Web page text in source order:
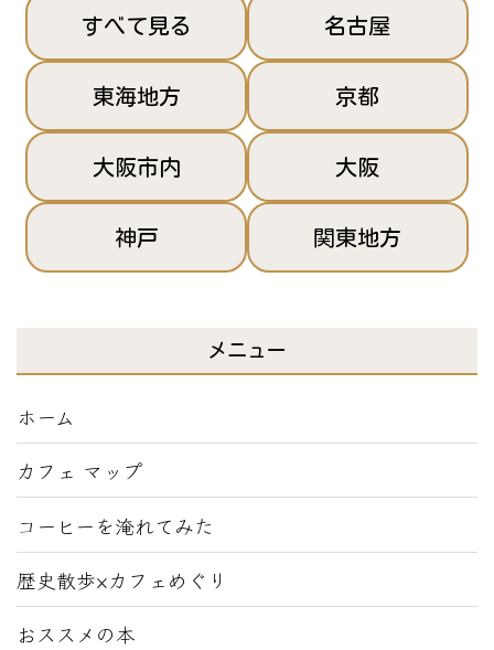
すべて見る 名古屋
東海地方 京都
大阪市内 大阪
神戸 関東地方
メニュー
ホーム
カフェ マップ
コーヒーを淹れてみた
歴史散歩×カフェめぐり
おススメの本